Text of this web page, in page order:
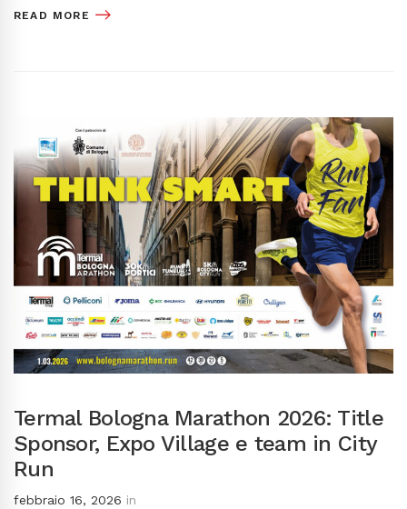
READ MORE
Termal Bologna Marathon 2026: Title
Sponsor, Expo Village e team in City
Run
febbraio 16, 2026 in